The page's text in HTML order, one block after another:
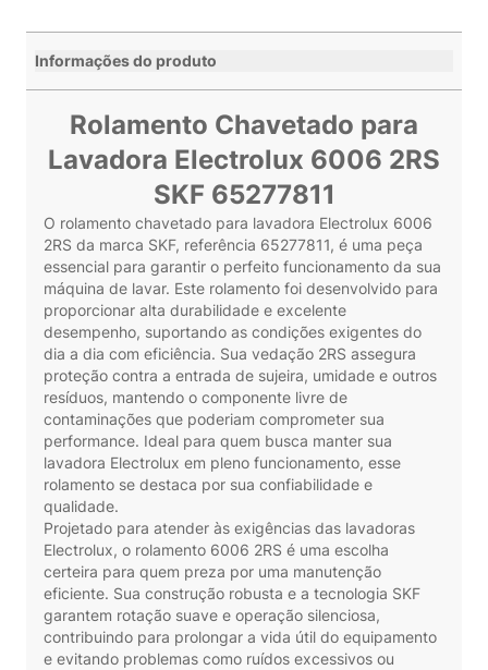
Informações do produto
Rolamento Chavetado para
Lavadora Electrolux 6006 2RS
SKF 65277811
O rolamento chavetado para lavadora Electrolux 6006
2RS da marca SKF, referência 65277811, é uma peça
essencial para garantir o perfeito funcionamento da sua
máquina de lavar. Este rolamento foi desenvolvido para
proporcionar alta durabilidade e excelente
desempenho, suportando as condições exigentes do
dia a dia com eficiência. Sua vedação 2RS assegura
proteção contra a entrada de sujeira, umidade e outros
resíduos, mantendo o componente livre de
contaminações que poderiam comprometer sua
performance. Ideal para quem busca manter sua
lavadora Electrolux em pleno funcionamento, esse
rolamento se destaca por sua confiabilidade e
qualidade.
Projetado para atender às exigências das lavadoras
Electrolux, o rolamento 6006 2RS é uma escolha
certeira para quem preza por uma manutenção
eficiente. Sua construção robusta e a tecnologia SKF
garantem rotação suave e operação silenciosa,
contribuindo para prolongar a vida útil do equipamento
e evitando problemas como ruídos excessivos ou